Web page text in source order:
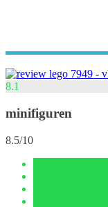
8.1
minifiguren
8.5/10